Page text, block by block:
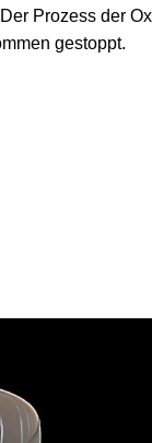
Prozess der
gestoppt.